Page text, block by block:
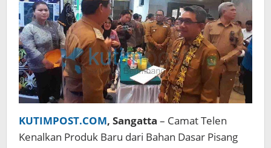
2023
KUTIMPOST.COM, Sangatta – Camat Telen
Kenalkan Produk Baru dari Bahan Dasar Pisang